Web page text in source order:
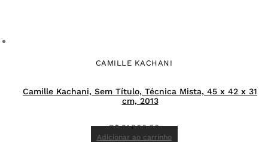
CAMILLE KACHANI
Camille Kachani, Sem Título, Técnica Mista, 45 x 42 x 31
cm, 2013
R$21.000,00
Adicionar ao carrinho